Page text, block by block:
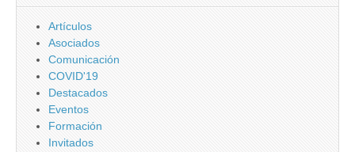
Artículos
Asociados
Comunicación
COVID'19
Destacados
Eventos
Formación
Invitados